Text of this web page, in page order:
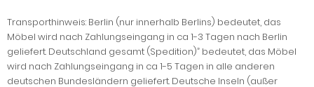
Transporthinweis: Berlin (nur innerhalb Berlins) bedeutet, das
Möbel wird nach Zahlungseingang in ca 1-3 Tagen nach Berlin
geliefert. Deutschland gesamt (Spedition)” bedeutet, das Möbel
wird nach Zahlungseingang in ca 1-5 Tagen in alle anderen
deutschen Bundesländern geliefert. Deutsche Inseln (außer